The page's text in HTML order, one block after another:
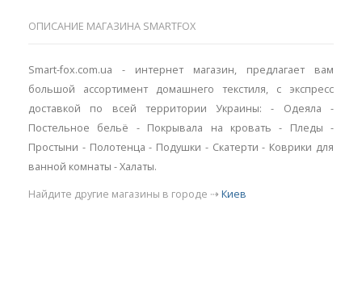
ОПИСАНИЕ МАГАЗИНА SMARTFOX
Smart-fox.com.ua - интернет магазин, предлагает вам
большой ассортимент домашнего текстиля, с экспресс
доставкой по всей территории Украины: - Одеяла -
Постельное бельё - Покрывала на кровать - Пледы -
Простыни - Полотенца - Подушки - Скатерти - Коврики для
ванной комнаты - Халаты.
Найдите другие магазины в городе ⇢ Киев